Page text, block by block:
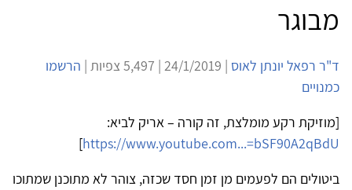
מבוגר
ד"ר רפאל יונתן לאוס | 24/1/2019 | 5,497 צפיות |
הרשמו
כמנויים
[מוזיקת רקע מומלצת, זה קורה – אריק לביא:
https://www.youtube.com...=bSF90A2qBdU
]
ביטולים הם לפעמים מן זמן חסד שכזה, צוהר לא מתוכנן שמתוכו